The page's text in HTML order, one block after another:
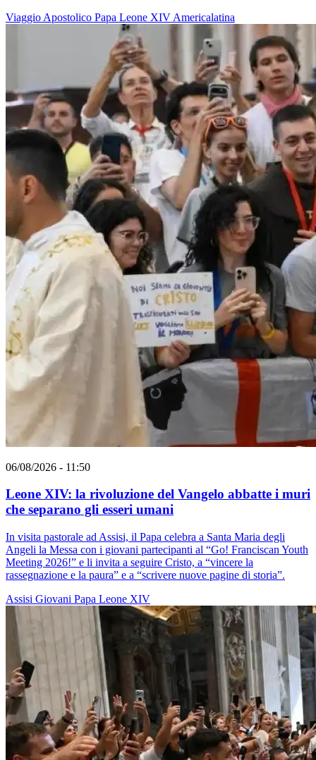
Viaggio Apostolico Papa Leone XIV Americalatina
06/08/2026 - 11:50
Leone XIV: la rivoluzione del Vangelo abbatte i muri
che separano gli esseri umani
In visita pastorale ad Assisi, il Papa celebra a Santa Maria degli
Angeli la Messa con i giovani partecipanti al “Go! Franciscan Youth
Meeting 2026!” e li invita a seguire Cristo, a “vincere la
rassegnazione e la paura” e a “scrivere nuove pagine di storia”.
Assisi Giovani Papa Leone XIV